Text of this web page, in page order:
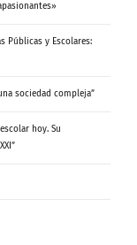
Públicas y Escolares:
sociedad compleja”
hoy. Su